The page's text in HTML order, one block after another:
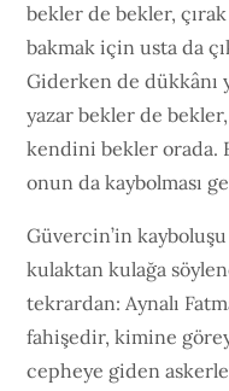
bekler de bekler,
bakmak için usta da
Giderken de dükkânı
yazar bekler de bekler,
kendini bekler orada.
onun da kaybolması
Güvercin’in
kulaktan kulağa
tekrardan: Aynalı
fahişedir, kimine
cepheye giden